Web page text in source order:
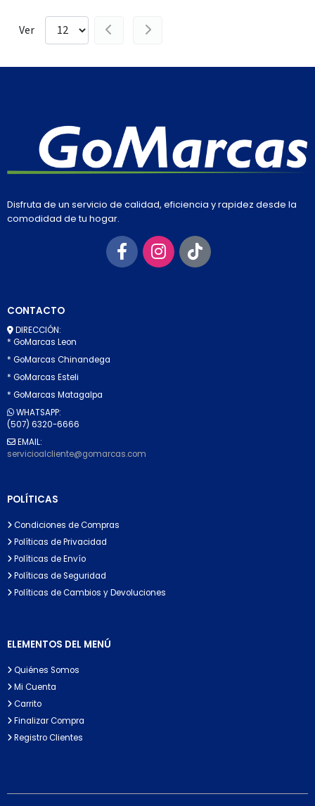
Ver
Disfruta de un servicio de calidad, eficiencia y rapidez desde la
comodidad de tu hogar.
CONTACTO
DIRECCIÓN:
* GoMarcas Leon
* GoMarcas Chinandega
* GoMarcas Esteli
* GoMarcas Matagalpa
WHATSAPP:
(507) 6320-6666
EMAIL:
servicioalcliente@gomarcas.com
POLÍTICAS
Condiciones de Compras
Políticas de Privacidad
Políticas de Envío
Políticas de Seguridad
Políticas de Cambios y Devoluciones
ELEMENTOS DEL MENÚ
Quiénes Somos
Mi Cuenta
Carrito
Finalizar Compra
Registro Clientes